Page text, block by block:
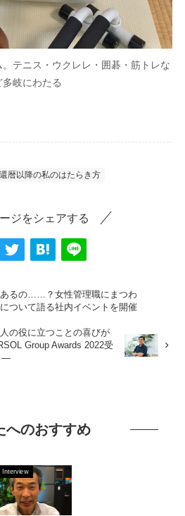
テニス・ウクレレ・囲碁・筋トレな
多岐にわたる
還暦以降の私のはたらき方
ジをシェアする
あるの……？女性管理職にまつわ
ついて語る社内イベントを開催
の役に立つことの喜びが
Group Awards 2022受
―
へのおすすめ
Interview